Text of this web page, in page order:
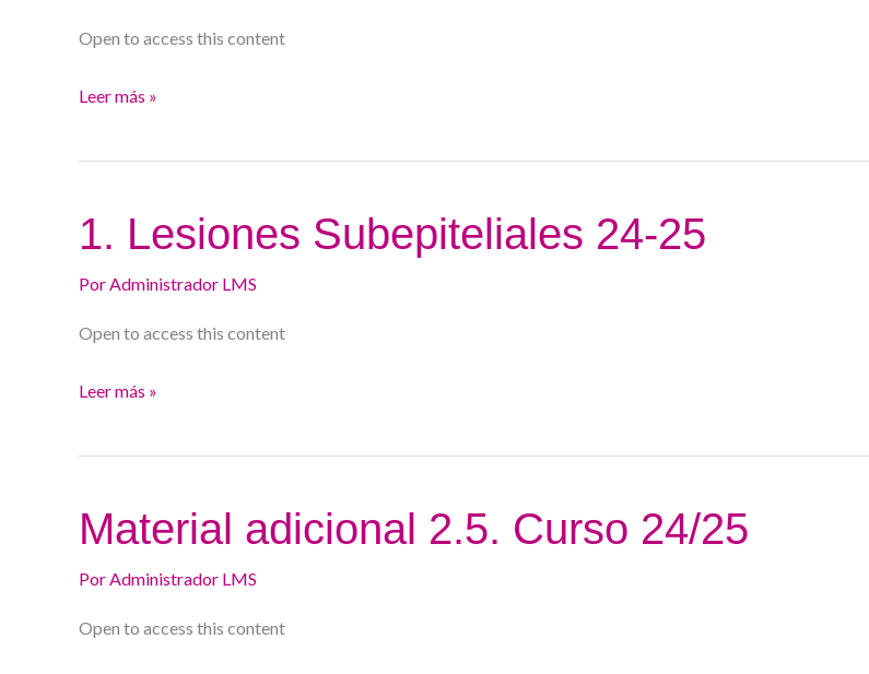
Open to access this content
Gástrico
Leer más »
1. Lesiones Subepiteliales 24-25
PorAdministrador LMS
Open to access this content
1.
Lesiones
Subepiteliales
25
Leer más »
Material adicional 2.5. Curso 24/25
PorAdministrador LMS
Open to access this content
Material
adicional
2.5.
24/25